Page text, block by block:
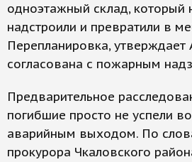
одноэтажный склад, который
надстроили и превратили в
Перепланировка, утверждает
согласована с пожарным
Предварительное
погибшие просто не успели
аварийным выходом. По
прокурора Чкаловского